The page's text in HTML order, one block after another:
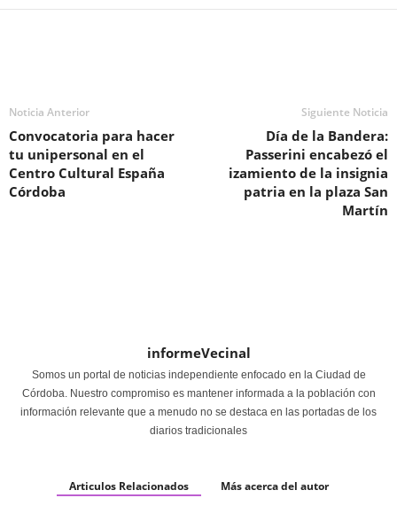
Noticia Anterior
Convocatoria para hacer
tu unipersonal en el
Centro Cultural España
Córdoba
Siguiente Noticia
Día de la Bandera:
Passerini encabezó el
izamiento de la insignia
patria en la plaza San
Martín
informeVecinal
Somos un portal de noticias independiente enfocado en la Ciudad de
Córdoba. Nuestro compromiso es mantener informada a la población con
información relevante que a menudo no se destaca en las portadas de los
diarios tradicionales
Articulos Relacionados Más acerca del autor